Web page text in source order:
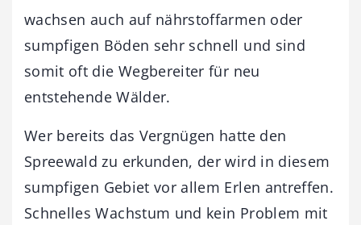
wachsen auch auf nährstoffarmen oder
sumpfigen Böden sehr schnell und sind
somit oft die Wegbereiter für neu
entstehende Wälder.
Wer bereits das Vergnügen hatte den
Spreewald zu erkunden, der wird in diesem
sumpfigen Gebiet vor allem Erlen antreffen.
Schnelles Wachstum und kein Problem mit